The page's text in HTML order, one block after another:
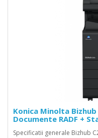
Konica Minolta
Documente RADF +
Specificatii generale Bizhub